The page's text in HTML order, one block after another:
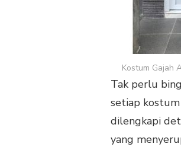
Kostum Gajah
Tak perlu
setiap
dilengkapi
yang